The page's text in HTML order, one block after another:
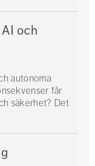
och
autonoma
får
säkerhet? Det